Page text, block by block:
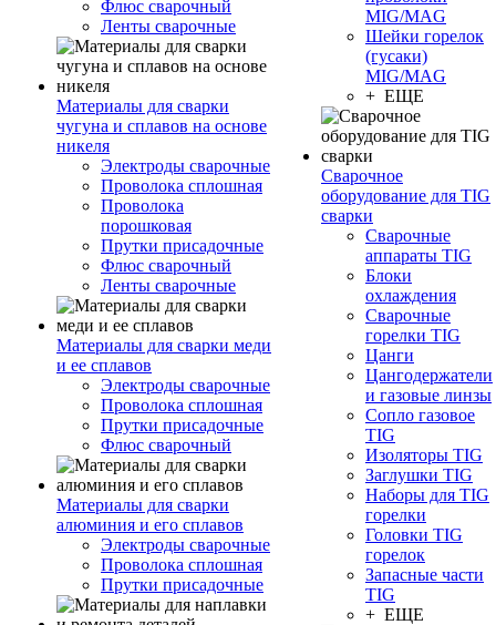
Флюс сварочный
Ленты сварочные
Материалы для сварки
чугуна и сплавов на основе
никеля
Электроды сварочные
Проволока сплошная
Проволока
порошковая
Прутки присадочные
Флюс сварочный
Ленты сварочные
Материалы для сварки меди
и ее сплавов
Электроды сварочные
Проволока сплошная
Прутки присадочные
Флюс сварочный
Материалы для сварки
алюминия и его сплавов
Электроды сварочные
Проволока сплошная
Прутки присадочные
MIG/MAG
Шейки горелок
(гусаки)
MIG/MAG
+ ЕЩЕ
Сварочное
оборудование для TIG
сварки
Сварочные
аппараты TIG
Блоки
охлаждения
Сварочные
горелки TIG
Цанги
Цангодержатели
и газовые линзы
Сопло газовое
TIG
Изоляторы TIG
Заглушки TIG
Наборы для TIG
горелки
Головки TIG
горелок
Запасные части
TIG
+ ЕЩЕ